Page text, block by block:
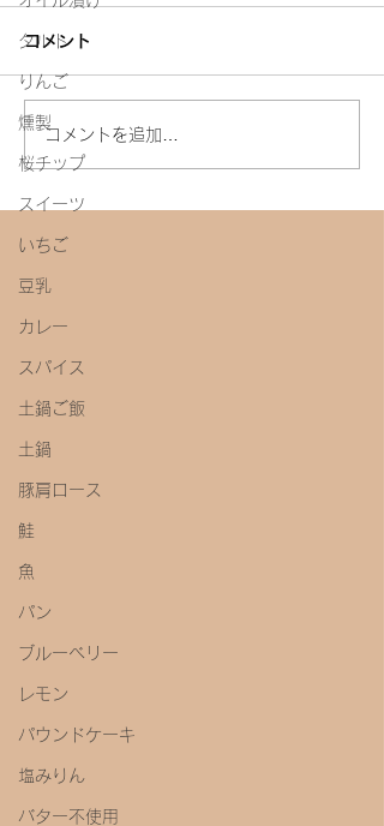
タルト
りんご
燻製
桜チップ
スイーツ
いちご
豆乳
カレー
スパイス
土鍋ご飯
土鍋
豚肩ロース
鮭
魚
パン
ブルーベリー
レモン
パウンドケーキ
塩みりん
バター不使用
今年初めての味噌教室
コメント
コメントを追加…